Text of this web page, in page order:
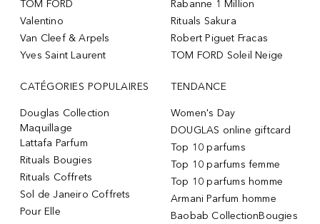
TOM FORD
Valentino
Van Cleef & Arpels
Yves Saint Laurent
Rabanne 1 Million
Rituals Sakura
Robert Piguet Fracas
TOM FORD Soleil Neige
CATÉGORIES POPULAIRES
Douglas Collection
Maquillage
Lattafa Parfum
Rituals Bougies
Rituals Coffrets
Sol de Janeiro Coffrets
Pour Elle
TENDANCE
Women's Day
DOUGLAS online giftcard
Top 10 parfums
Top 10 parfums femme
Top 10 parfums homme
Armani Parfum homme
Baobab CollectionBougies